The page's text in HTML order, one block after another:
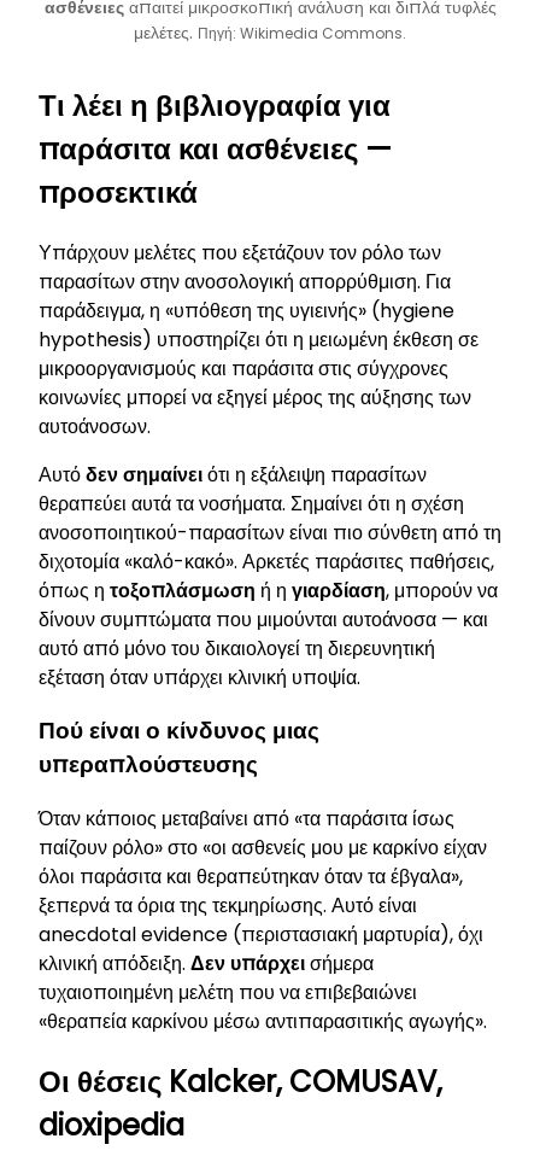
ασθένειεςαπαιτεί μικροσκοπική ανάλυση και διπλά τυφλές
μελέτες. Πηγή: Wikimedia Commons.
Τι λέει η βιβλιογραφία για
παράσιτα και ασθένειες —
προσεκτικά
Υπάρχουν μελέτες που εξετάζουν τον ρόλο των
παρασίτων στην ανοσολογική απορρύθμιση. Για
παράδειγμα, η «υπόθεση της υγιεινής» (hygiene
hypothesis) υποστηρίζει ότι η μειωμένη έκθεση σε
μικροοργανισμούς και παράσιτα στις σύγχρονες
κοινωνίες μπορεί να εξηγεί μέρος της αύξησης των
αυτοάνοσων.
Αυτόδεν σημαίνειότι η εξάλειψη παρασίτων
θεραπεύει αυτά τα νοσήματα. Σημαίνει ότι η σχέση
ανοσοποιητικού-παρασίτων είναι πιο σύνθετη από τη
διχοτομία «καλό-κακό». Αρκετές παράσιτες παθήσεις,
όπως η τοξοπλάσμωση ή η γιαρδίαση, μπορούν να
δίνουν συμπτώματα που μιμούνται αυτοάνοσα — και
αυτό από μόνο του δικαιολογεί τη διερευνητική
εξέταση όταν υπάρχει κλινική υποψία.
Πού είναι ο κίνδυνος μιας
υπεραπλούστευσης
Όταν κάποιος μεταβαίνει από «τα παράσιτα ίσως
παίζουν ρόλο» στο «οι ασθενείς μου με καρκίνο είχαν
όλοι παράσιτα και θεραπεύτηκαν όταν τα έβγαλα»,
ξεπερνά τα όρια της τεκμηρίωσης. Αυτό είναι
anecdotal evidence (περιστασιακή μαρτυρία), όχι
κλινική απόδειξη. Δεν υπάρχεισήμερα
τυχαιοποιημένη μελέτη που να επιβεβαιώνει
«θεραπεία καρκίνου μέσω αντιπαρασιτικής αγωγής».
Οι θέσεις Kalcker, COMUSAV,
dioxipedia